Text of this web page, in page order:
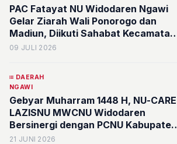
PAC Fatayat NU Widodaren Ngawi
Gelar Ziarah Wali Ponorogo dan
Madiun, Diikuti Sahabat Kecamatan
Ngrambe
09 JULI 2026
DAERAH
NGAWI
Gebyar Muharram 1448 H, NU-CARE
LAZISNU MWCNU Widodaren
Bersinergi dengan PCNU Kabupaten
Ngawi
21 JUNI 2026